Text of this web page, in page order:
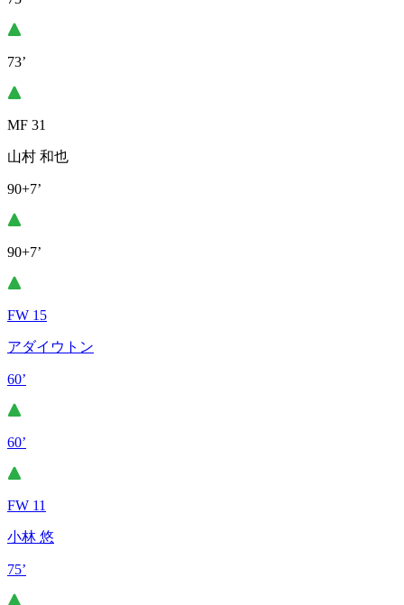
73’
MF 31
山村 和也
90+7’
90+7’
FW 15
アダイウトン
60’
60’
FW 11
小林 悠
75’